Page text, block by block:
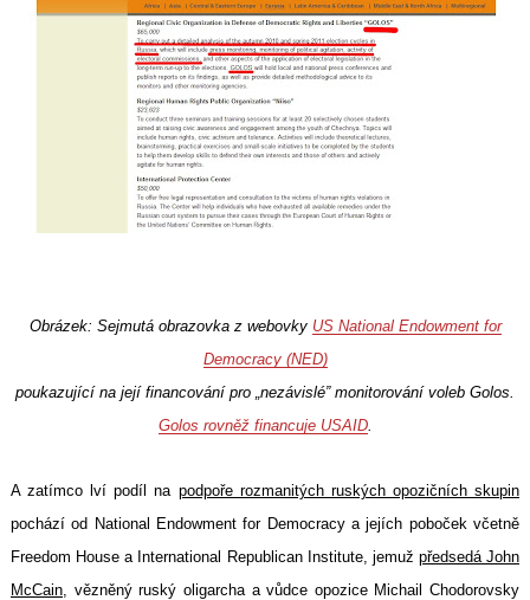
Obrázek: Sejmutá obrazovka z webovky US National Endowment for
Democracy (NED)
poukazující na její financování pro „nezávislé” monitorování voleb Golos.
Golos rovněž financuje USAID.
A zatímco lví podíl na podpoře rozmanitých ruských opozičních skupin
pochází od National Endowment for Democracy a jejích poboček včetně
Freedom House a International Republican Institute, jemuž předsedá John
McCain, vězněný ruský oligarcha a vůdce opozice Michail Chodorovsky